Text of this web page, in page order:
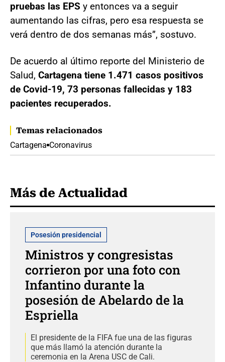
pruebas las EPS y entonces va a seguir
aumentando las cifras, pero esa respuesta se
verá dentro de dos semanas más”, sostuvo.
De acuerdo al último reporte del Ministerio de
Salud, Cartagena tiene 1.471 casos positivos
de Covid-19, 73 personas fallecidas y 183
pacientes recuperados.
Temas relacionados
Cartagena Coronavirus
Más de Actualidad
Posesión presidencial
Ministros y congresistas
corrieron por una foto con
Infantino durante la
posesión de Abelardo de la
Espriella
El presidente de la FIFA fue una de las figuras
que más llamó la atención durante la
ceremonia en la Arena USC de Cali.